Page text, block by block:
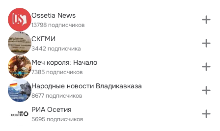
Ossetia News
13798 подписчиков
CКГМИ
3442 подписчика
Меч короля: Начало
7385 подписчиков
Народные новости Владикавказа
8677 подписчиков
РИА Осетия
5695 подписчиков